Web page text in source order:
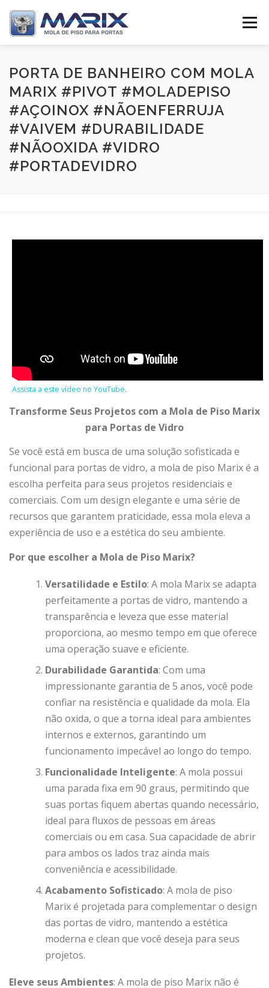
para
Menu
SOBRE PRODUTOS TV MARIX
DISTRIBUIDORES CONTATO
PORTA DE BANHEIRO COM MOLA
MARIX #PIVOT #MOLADEPISO
#AÇOINOX #NÃOENFERRUJA
#VAIVEM #DURABILIDADE
#NÃOOXIDA #VIDRO
#PORTADEVIDRO
Assista a este vídeo no YouTube.
Transforme Seus Projetos com a Mola de Piso Marix
para Portas de Vidro
Se você está em busca de uma solução sofisticada e
funcional para portas de vidro, a mola de piso Marix é a
escolha perfeita para seus projetos residenciais e
comerciais. Com um design elegante e uma série de
recursos que garantem praticidade, essa mola eleva a
experiência de uso e a estética do seu ambiente.
Por que escolher a Mola de Piso Marix?
Versatilidade e Estilo: A mola Marix se adapta
perfeitamente a portas de vidro, mantendo a
transparência e leveza que esse material
proporciona, ao mesmo tempo em que oferece
uma operação suave e eficiente.
Durabilidade Garantida: Com uma
impressionante garantia de 5 anos, você pode
confiar na resistência e qualidade da mola. Ela
não oxida, o que a torna ideal para ambientes
internos e externos, garantindo um
funcionamento impecável ao longo do tempo.
Funcionalidade Inteligente: A mola possui
uma parada fixa em 90 graus, permitindo que
suas portas fiquem abertas quando necessário,
ideal para fluxos de pessoas em áreas
comerciais ou em casa. Sua capacidade de abrir
para ambos os lados traz ainda mais
conveniência e acessibilidade.
Acabamento Sofisticado: A mola de piso
Marix é projetada para complementar o design
das portas de vidro, mantendo a estética
moderna e clean que você deseja para seus
projetos.
Eleve seus Ambientes: A mola de piso Marix não é